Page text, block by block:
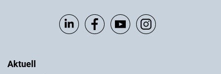
Aktuell